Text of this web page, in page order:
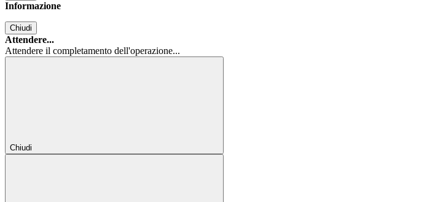
Informazione
Chiudi
Attendere...
Attendere il completamento dell'operazione...
Chiudi